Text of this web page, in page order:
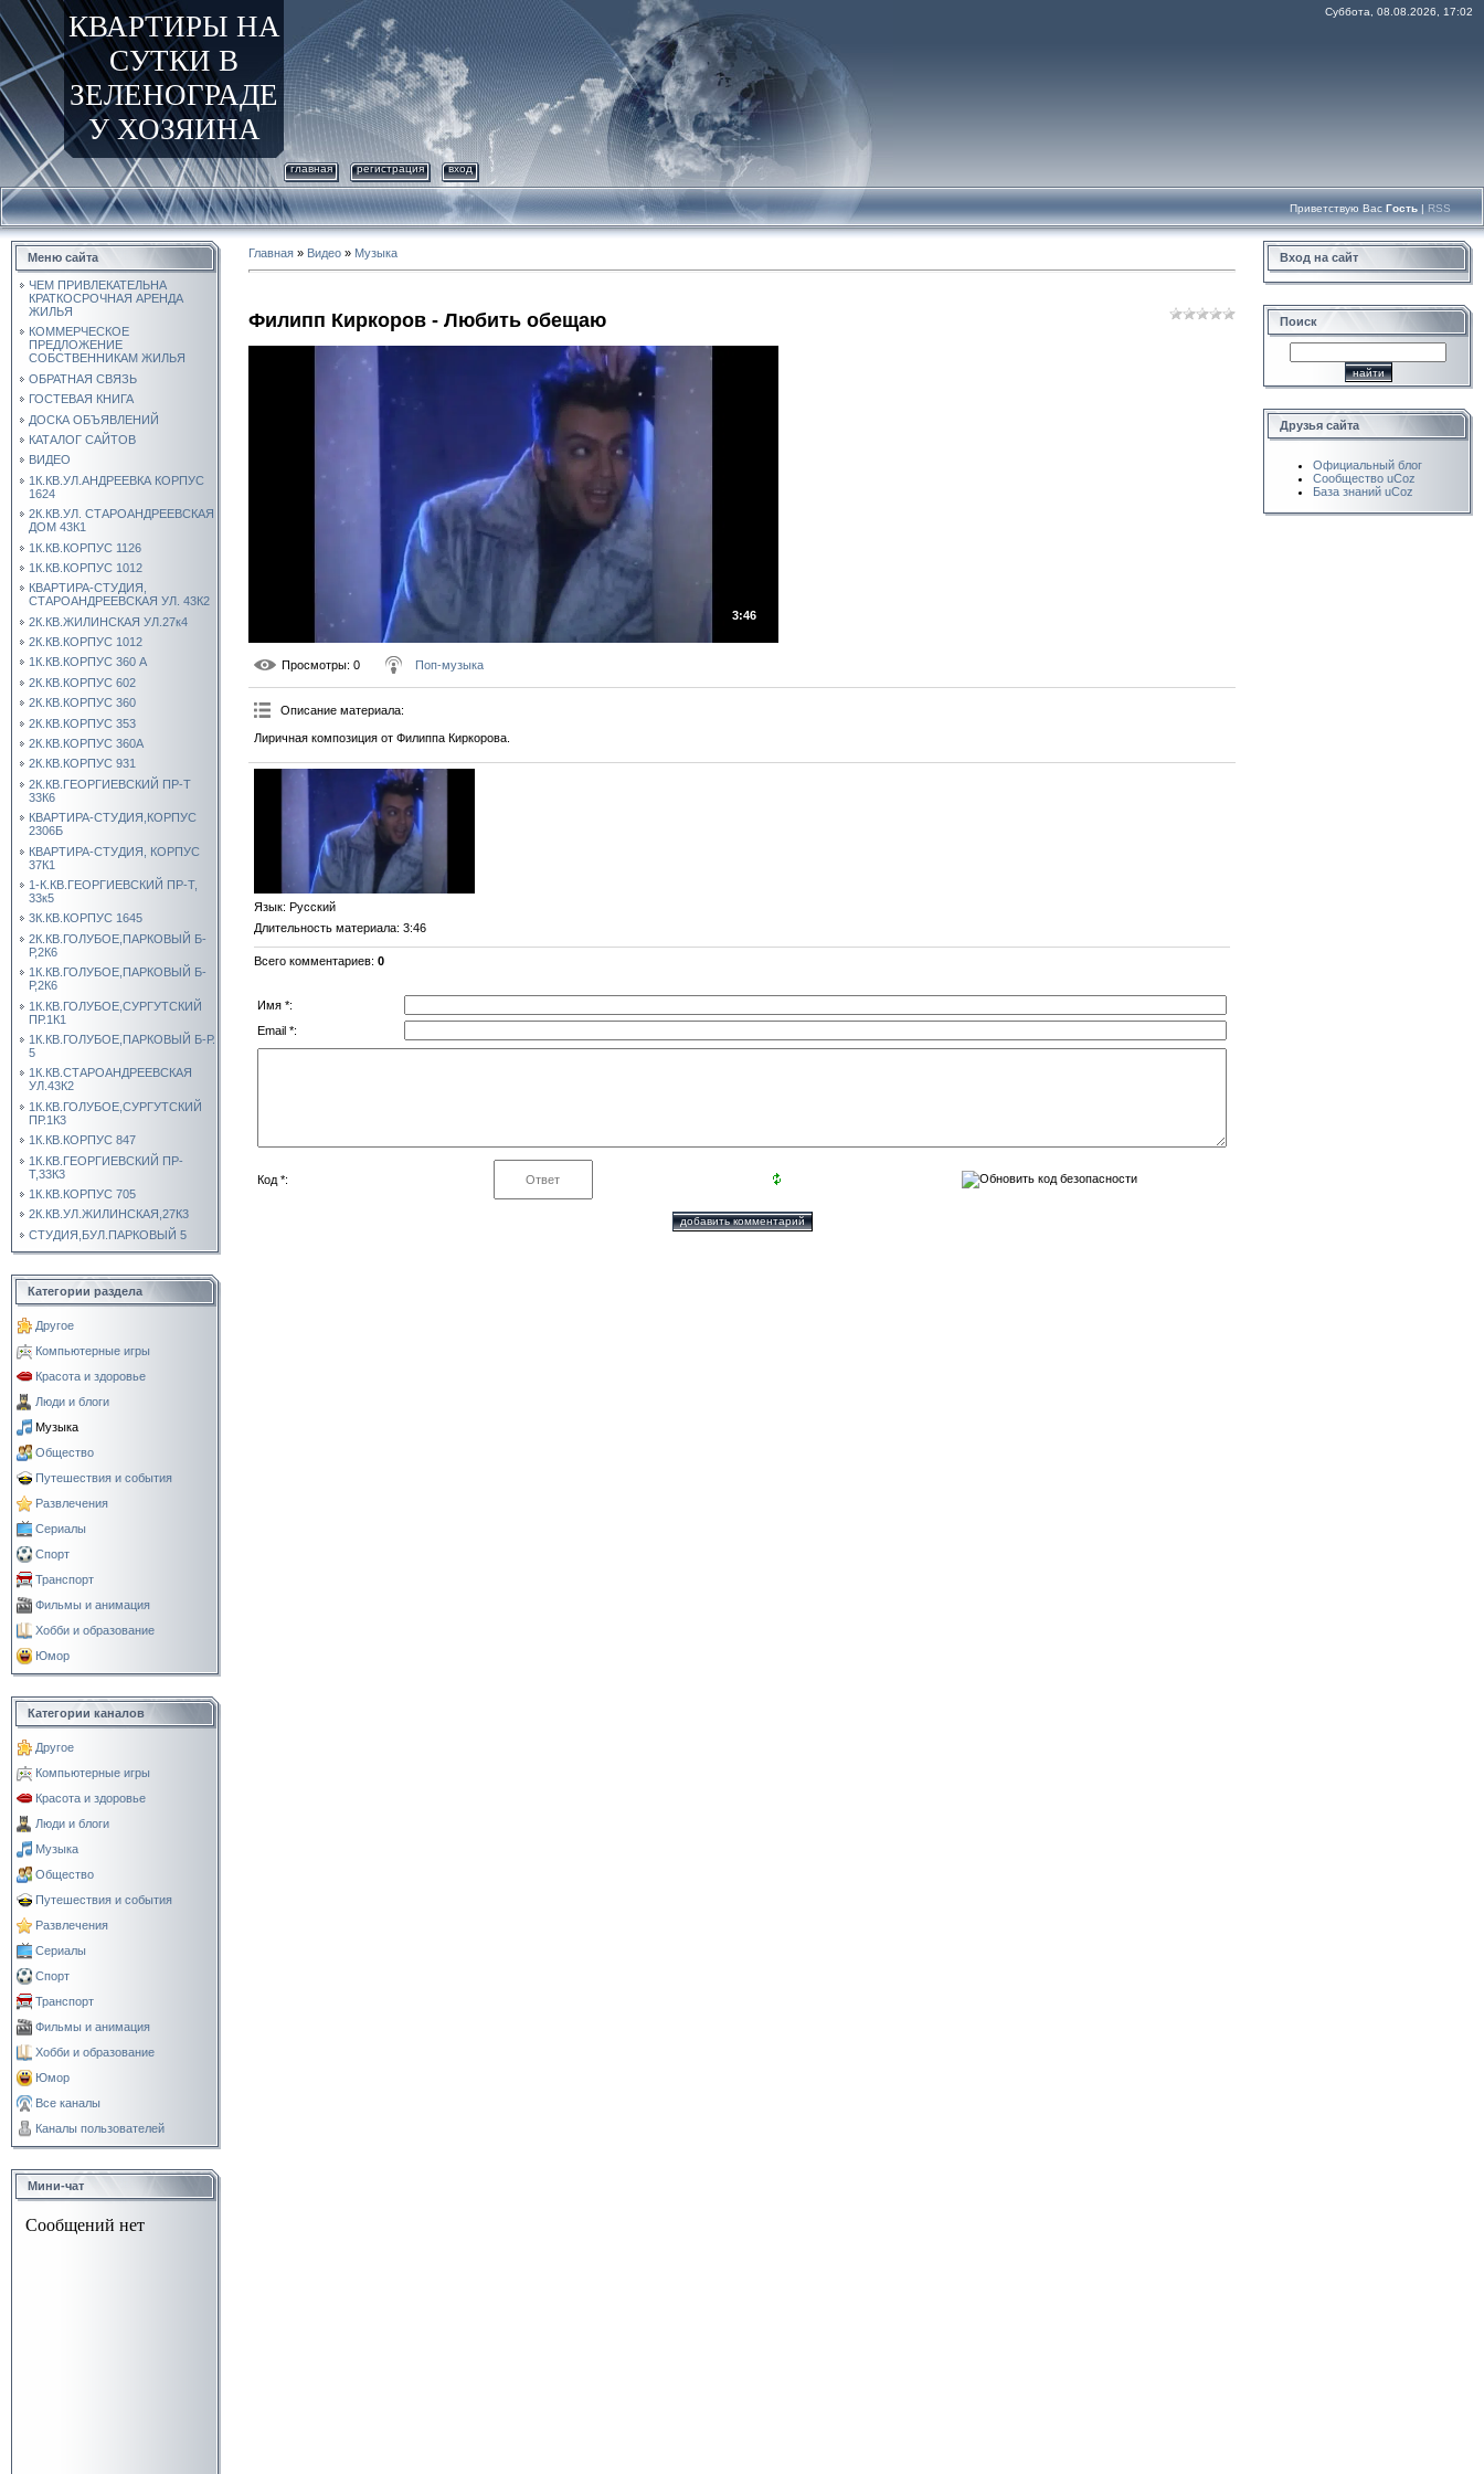
КВАРТИРЫ НА
СУТКИ В
ЗЕЛЕНОГРАДЕ
У ХОЗЯИНА
Суббота, 08.08.2026, 17:02
главная регистрация вход
Приветствую Вас Гость | RSS
Меню сайта
ЧЕМ ПРИВЛЕКАТЕЛЬНА
КРАТКОСРОЧНАЯ АРЕНДА
ЖИЛЬЯ
КОММЕРЧЕСКОЕ
ПРЕДЛОЖЕНИЕ
СОБСТВЕННИКАМ ЖИЛЬЯ
ОБРАТНАЯ СВЯЗЬ
ГОСТЕВАЯ КНИГА
ДОСКА ОБЪЯВЛЕНИЙ
КАТАЛОГ САЙТОВ
ВИДЕО
1К.КВ.УЛ.АНДРЕЕВКА КОРПУС
1624
2К.КВ.УЛ. СТАРОАНДРЕЕВСКАЯ
ДОМ 43К1
1К.КВ.КОРПУС 1126
1К.КВ.КОРПУС 1012
КВАРТИРА-СТУДИЯ,
СТАРОАНДРЕЕВСКАЯ УЛ. 43К2
2К.КВ.ЖИЛИНСКАЯ УЛ.27к4
2К.КВ.КОРПУС 1012
1К.КВ.КОРПУС 360 А
2К.КВ.КОРПУС 602
2К.КВ.КОРПУС 360
2К.КВ.КОРПУС 353
2К.КВ.КОРПУС 360А
2К.КВ.КОРПУС 931
2К.КВ.ГЕОРГИЕВСКИЙ ПР-Т
33К6
КВАРТИРА-СТУДИЯ,КОРПУС
2306Б
КВАРТИРА-СТУДИЯ, КОРПУС
37К1
1-К.КВ.ГЕОРГИЕВСКИЙ ПР-Т,
33к5
3К.КВ.КОРПУС 1645
2К.КВ.ГОЛУБОЕ,ПАРКОВЫЙ Б-
Р,2К6
1К.КВ.ГОЛУБОЕ,ПАРКОВЫЙ Б-
Р,2К6
1К.КВ.ГОЛУБОЕ,СУРГУТСКИЙ
ПР.1К1
1К.КВ.ГОЛУБОЕ,ПАРКОВЫЙ Б-Р.
5
1К.КВ.СТАРОАНДРЕЕВСКАЯ
УЛ.43К2
1К.КВ.ГОЛУБОЕ,СУРГУТСКИЙ
ПР.1К3
1К.КВ.КОРПУС 847
1К.КВ.ГЕОРГИЕВСКИЙ ПР-
Т,33К3
1К.КВ.КОРПУС 705
2К.КВ.УЛ.ЖИЛИНСКАЯ,27К3
СТУДИЯ,БУЛ.ПАРКОВЫЙ 5
Категории раздела
Другое
Компьютерные игры
Красота и здоровье
Люди и блоги
Музыка
Общество
Путешествия и события
Развлечения
Сериалы
Спорт
Транспорт
Фильмы и анимация
Хобби и образование
Юмор
Категории каналов
Другое
Компьютерные игры
Красота и здоровье
Люди и блоги
Музыка
Общество
Путешествия и события
Развлечения
Сериалы
Спорт
Транспорт
Фильмы и анимация
Хобби и образование
Юмор
Все каналы
Каналы пользователей
Мини-чат
Главная » Видео » Музыка
Филипп Киркоров - Любить обещаю
3:46
Просмотры: 0 Поп-музыка
Описание материала:
Лиричная композиция от Филиппа Киркорова.
Язык: Русский
Длительность материала: 3:46
Всего комментариев: 0
Имя *:
Email *:
Код *:
Вход на сайт
Поиск
Друзья сайта
Официальный блог
Сообщество uCoz
База знаний uCoz